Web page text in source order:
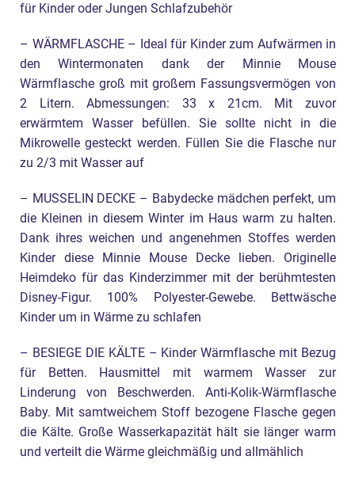
für Kinder oder Jungen Schlafzubehör
– WÄRMFLASCHE – Ideal für Kinder zum Aufwärmen in
den Wintermonaten dank der Minnie Mouse
Wärmflasche groß mit großem Fassungsvermögen von
2 Litern. Abmessungen: 33 x 21cm. Mit zuvor
erwärmtem Wasser befüllen. Sie sollte nicht in die
Mikrowelle gesteckt werden. Füllen Sie die Flasche nur
zu 2/3 mit Wasser auf
– MUSSELIN DECKE – Babydecke mädchen perfekt, um
die Kleinen in diesem Winter im Haus warm zu halten.
Dank ihres weichen und angenehmen Stoffes werden
Kinder diese Minnie Mouse Decke lieben. Originelle
Heimdeko für das Kinderzimmer mit der berühmtesten
Disney-Figur. 100% Polyester-Gewebe. Bettwäsche
Kinder um in Wärme zu schlafen
– BESIEGE DIE KÄLTE – Kinder Wärmflasche mit Bezug
für Betten. Hausmittel mit warmem Wasser zur
Linderung von Beschwerden. Anti-Kolik-Wärmflasche
Baby. Mit samtweichem Stoff bezogene Flasche gegen
die Kälte. Große Wasserkapazität hält sie länger warm
und verteilt die Wärme gleichmäßig und allmählich